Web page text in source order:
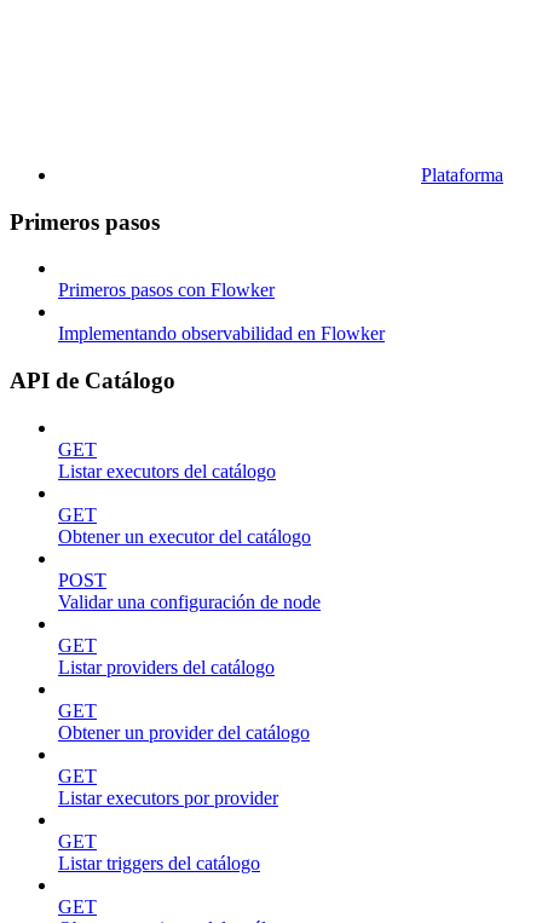
Plataforma
Primeros pasos
Primeros pasos con Flowker
Implementando observabilidad en Flowker
API de Catálogo
GET
Listar executors del catálogo
GET
Obtener un executor del catálogo
POST
Validar una configuración de node
GET
Listar providers del catálogo
GET
Obtener un provider del catálogo
GET
Listar executors por provider
GET
Listar triggers del catálogo
GET